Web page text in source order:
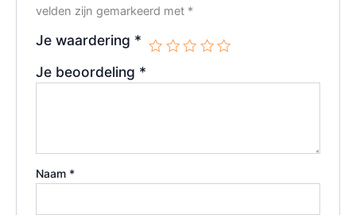
velden zijn gemarkeerd met *
Je waardering *
Je beoordeling *
Naam *